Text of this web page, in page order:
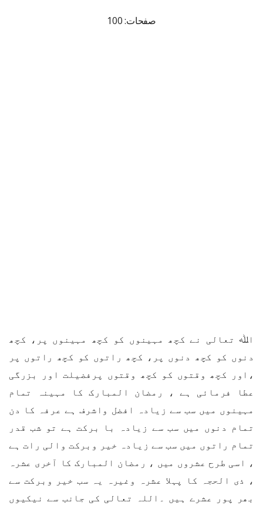
صفحات: 100
اﷲ تعالی نے کچھ مہینوں کو کچھ مہینوں پر، کچھ
دنوں کو کچھ دنوں پر، کچھ راتوں کو کچھ راتوں پر
،اور کچھ وقتوں کو کچھ وقتوں پرفضیلت اور بزرگی
عطا فرمائی ہے ، رمضان المبارک کا مہینہ تمام
مہینوں میں سب سے زیادہ افضل واشرف ہے عرفہ کا دن
تمام دنوں میں سب سے زیادہ با برکت ہے تو شب قدر
تمام راتوں میں سب سے زیادہ خیر وبرکت والی رات ہے
، اسی طرح عشروں میں ، رمضان المبارک کا آخری عشرہ
، ذی الحجہ کا پہلا عشرہ وغیرہ یہ سب خیر وبرکت سے
بھر پور عشرے ہیں ۔اللہ تعالی کی جانب سے نیکیوں